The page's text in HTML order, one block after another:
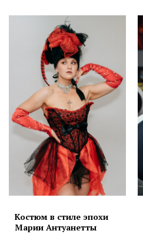
Костюм в стиле эпохи
Марии Антуанетты